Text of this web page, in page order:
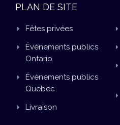
PLAN DE SITE
Fêtes privées
Événements publics
Ontario
Événements publics
Québec
Livraison